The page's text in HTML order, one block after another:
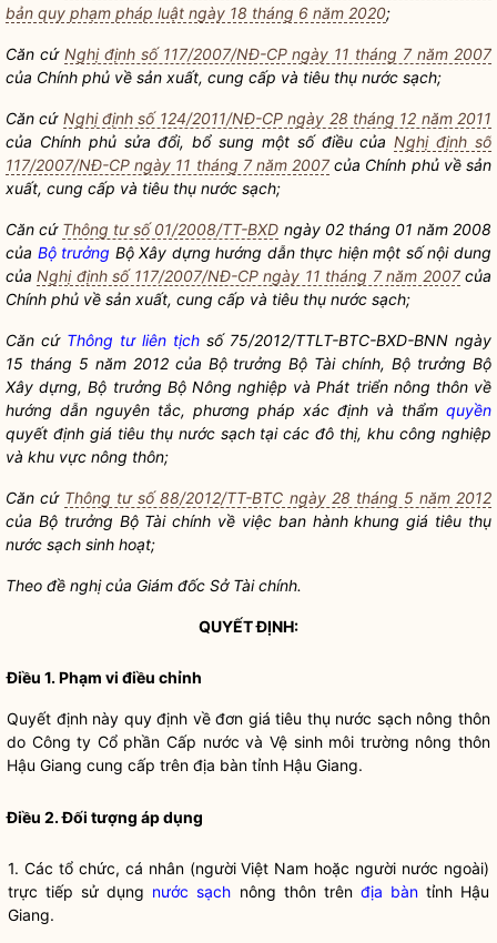
bản quy phạm pháp luật ngày 18 tháng 6 năm 2020;
Căn cứ Nghị định số 117/2007/NĐ-CP ngày 11 tháng 7 năm 2007
của Chính phủ về sản xuất, cung cấp và tiêu thụ nước sạch;
Căn cứ Nghị định số 124/2011/NĐ-CP ngày 28 tháng 12 năm 2011
của Chính phủ sửa đổi, bổ sung một số điều củaNghị định số
117/2007/NĐ-CP ngày 11 tháng 7 năm 2007của Chính phủ về sản
xuất, cung cấp và tiêu thụ nước sạch;
Căn cứ Thông tư số 01/2008/TT-BXD ngày 02 tháng 01 năm 2008
của Bộ trưởng Bộ Xây dựng hướng dẫn thực hiện một số nội dung
củaNghị định số 117/2007/NĐ-CP ngày 11 tháng 7 năm 2007của
Chính phủ về sản xuất, cung cấp và tiêu thụ nước sạch;
Căn cứ Thông tư liên tịch số 75/2012/TTLT-BTC-BXD-BNN ngày
15 tháng 5 năm 2012 của Bộ trưởng Bộ Tài chính,Bộ trưởng Bộ
Xây dựng,Bộ trưởng Bộ Nông nghiệp và Phát triển nông thôn về
hướng dẫn nguyên tắc, phương pháp xác định và thẩm quyền
quyết định giá tiêu thụ nước sạchtại các đô thị, khu công nghiệp
và khu vực nông thôn;
Căn cứ Thông tư số 88/2012/TT-BTC ngày 28 tháng 5 năm 2012
của Bộ trưởng Bộ Tài chính về việc ban hành khung giá tiêu thụ
nước sạch sinh hoạt;
Theo đề nghị của Giám đốc Sở Tài chính.
QUYẾT ĐỊNH:
Điều 1. Phạm vi điều chỉnh
Quyết định này quy định về đơn giá tiêu thụ nước sạchnông thôn
do Công ty Cổ phần Cấp nước và Vệ sinh môi trường nông thôn
Hậu Giang cung cấp trên địa bàn tỉnh Hậu Giang.
Điều 2. Đối tượng áp dụng
1. Các tổ chức, cá nhân (người Việt Nam hoặc người nước ngoài)
trực tiếp sử dụng nước sạch nông thôn trên địa bàntỉnh Hậu
Giang.